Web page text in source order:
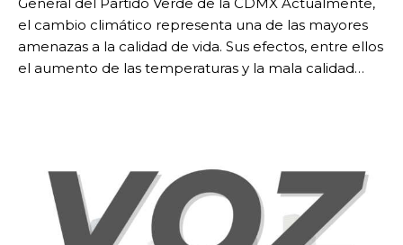
el cambio climático representa una de las mayores
amenazas a la calidad de vida. Sus efectos, entre ellos
el aumento de las temperaturas y la mala calidad…